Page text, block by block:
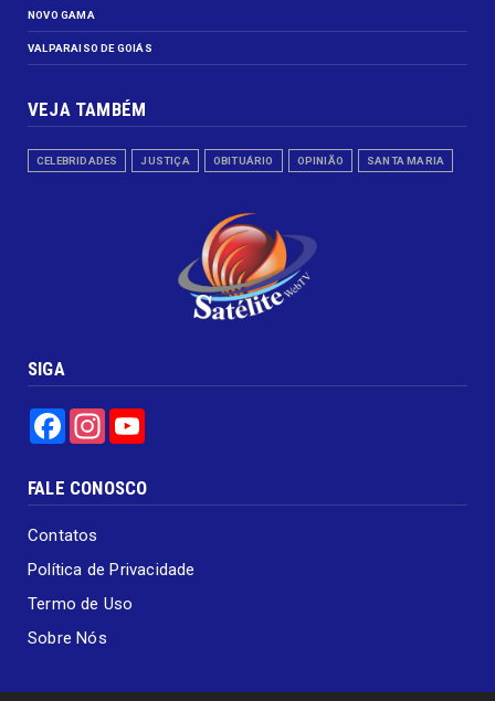
NOVO GAMA
VALPARAISO DE GOIÁS
VEJA TAMBÉM
CELEBRIDADES JUSTIÇA OBITUÁRIO OPINIÃO SANTA MARIA
SIGA
FacebookInstagram
FALE CONOSCO
Contatos
Política de Privacidade
Termo de Uso
Sobre Nós